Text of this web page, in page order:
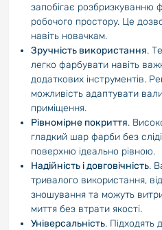
запобігає розбризкуванню
робочого простору. Це
навіть новачкам.
Зручність використання.
легко фарбувати навіть
додаткових інструментів.
можливість адаптувати
приміщення.
Рівномірне покриття.
гладкий шар фарби без
поверхню ідеально рівною.
Надійність і довговічність.
тривалого використання,
зношування та можуть
миття без втрати якості.
Універсальність. Підходять